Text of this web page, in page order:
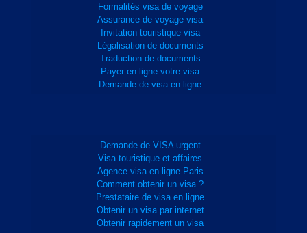
Formalités visa de voyage
Assurance de voyage visa
Invitation touristique visa
Légalisation de documents
Traduction de documents
Payer en ligne votre visa
Demande de visa en ligne
Demande de VISA urgent
Visa touristique et affaires
Agence visa en ligne Paris
Comment obtenir un visa ?
Prestataire de visa en ligne
Obtenir un visa par internet
Obtenir rapidement un visa